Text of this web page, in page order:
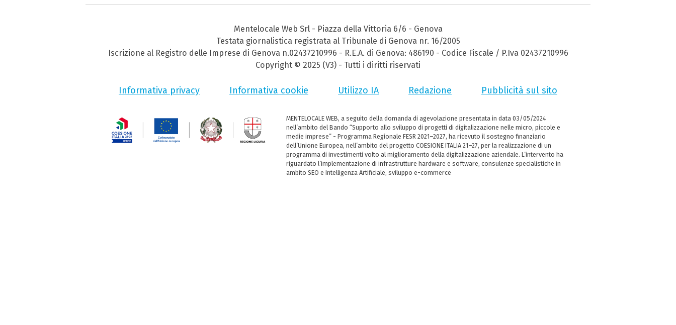
Mentelocale Web Srl - Piazza della Vittoria 6/6 - Genova
Testata giornalistica registrata al Tribunale di Genova nr. 16/2005
Iscrizione al Registro delle Imprese di Genova n.02437210996 - R.E.A. di Genova: 486190 - Codice Fiscale / P.Iva 02437210996
Copyright © 2025 (V3) - Tutti i diritti riservati
Informativa privacy Informativa cookie Utilizzo IA Redazione Pubblicità sul sito
MENTELOCALE WEB, a seguito della domanda di agevolazione presentata in data 03/05/2024
nell’ambito del Bando “Supporto allo sviluppo di progetti di digitalizzazione nelle micro, piccole e
medie imprese” - Programma Regionale FESR 2021–2027, ha ricevuto il sostegno finanziario
dell’Unione Europea, nell’ambito del progetto COESIONE ITALIA 21–27, per la realizzazione di un
programma di investimenti volto al miglioramento della digitalizzazione aziendale. L’intervento ha
riguardato l’implementazione di infrastrutture hardware e software, consulenze specialistiche in
ambito SEO e Intelligenza Artificiale, sviluppo e-commerce